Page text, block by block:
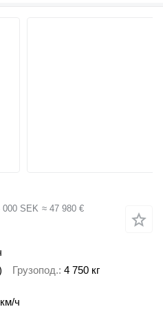
000 SEK ≈ 47 980 €
Грузопод. 4 750 кг
ч